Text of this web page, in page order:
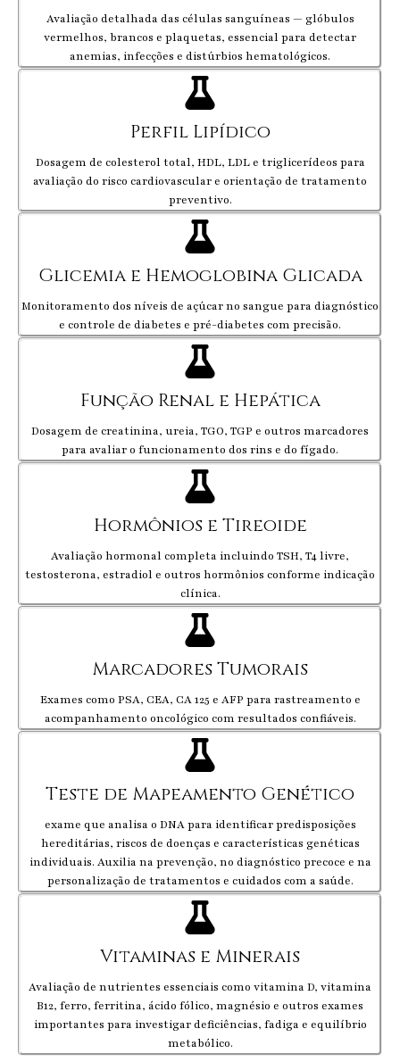
Avaliação detalhada das células sanguíneas — glóbulos
vermelhos, brancos e plaquetas, essencial para detectar
anemias, infecções e distúrbios hematológicos.
Perfil Lipídico
Dosagem de colesterol total, HDL, LDL e triglicerídeos para
avaliação do risco cardiovascular e orientação de tratamento
preventivo.
Glicemia e Hemoglobina Glicada
Monitoramento dos níveis de açúcar no sangue para diagnóstico
e controle de diabetes e pré-diabetes com precisão.
Função Renal e Hepática
Dosagem de creatinina, ureia, TGO, TGP e outros marcadores
para avaliar o funcionamento dos rins e do fígado.
Hormônios e Tireoide
Avaliação hormonal completa incluindo TSH, T4 livre,
testosterona, estradiol e outros hormônios conforme indicação
clínica.
Marcadores Tumorais
Exames como PSA, CEA, CA 125 e AFP para rastreamento e
acompanhamento oncológico com resultados confiáveis.
Teste de Mapeamento Genético
exame que analisa o DNA para identificar predisposições
hereditárias, riscos de doenças e características genéticas
individuais. Auxilia na prevenção, no diagnóstico precoce e na
personalização de tratamentos e cuidados com a saúde.
Vitaminas e Minerais
Avaliação de nutrientes essenciais como vitamina D, vitamina
B12, ferro, ferritina, ácido fólico, magnésio e outros exames
importantes para investigar deficiências, fadiga e equilíbrio
metabólico.